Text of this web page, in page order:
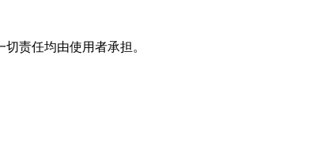
责任均由使用者承担。